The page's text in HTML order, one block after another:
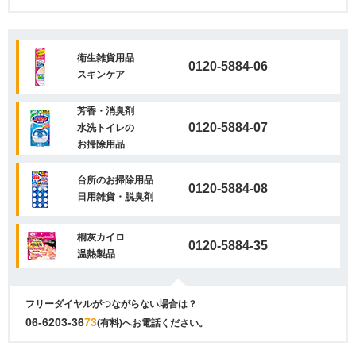
衛生雑貨用品
スキンケア
0120-5884-06
芳香・消臭剤
水洗トイレの
お掃除用品
0120-5884-07
台所のお掃除用品
日用雑貨・脱臭剤
0120-5884-08
桐灰カイロ
温熱製品
0120-5884-35
フリーダイヤルがつながらない場合は？
06-6203-3673(有料)へお電話ください。